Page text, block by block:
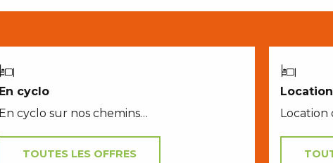
En cyclo
En cyclo sur nos chemins…
TOUTES LES OFFRES